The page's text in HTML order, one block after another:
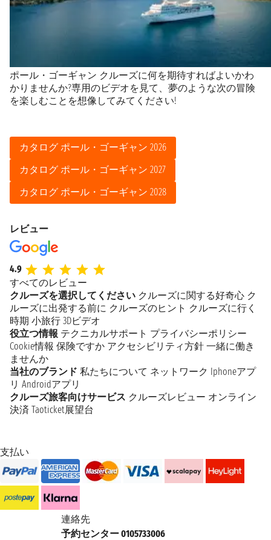
ポール・ゴーギャン クルーズに何を期待すればよいかわ
かりませんか?専用のビデオを見て、夢のような次の冒険
を楽しむことを想像してみてください!
カタログ ポール・ゴーギャン 2026
カタログ ポール・ゴーギャン 2027
カタログ ポール・ゴーギャン 2028
レビュー
4.9
すべてのレビュー
クルーズを選択してください クルーズに関する好奇心 ク
ルーズに出発する前に クルーズのヒント クルーズに行く
時期 小旅行 3Dビデオ
役立つ情報 テクニカルサポート プライバシーポリシー
Cookie情報 保険ですか アクセシビリティ方針 一緒に働き
ませんか
当社のブランド 私たちについて ネットワーク Iphoneアプ
リ Androidアプリ
クルーズ旅客向けサービス クルーズレビュー オンライン
決済 Taoticket展望台
支払い
連絡先
予約センター 0105733006